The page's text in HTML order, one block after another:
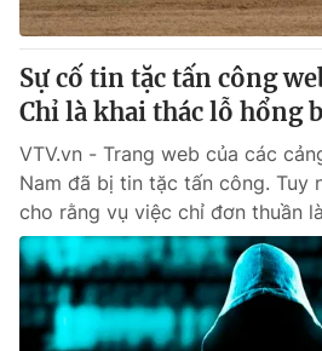
Sự cố tin tặc tấn công
Chỉ là khai thác lỗ hổng
VTV.vn - Trang web của các
Nam đã bị tin tặc tấn công. Tuy
cho rằng vụ việc chỉ đơn thuần